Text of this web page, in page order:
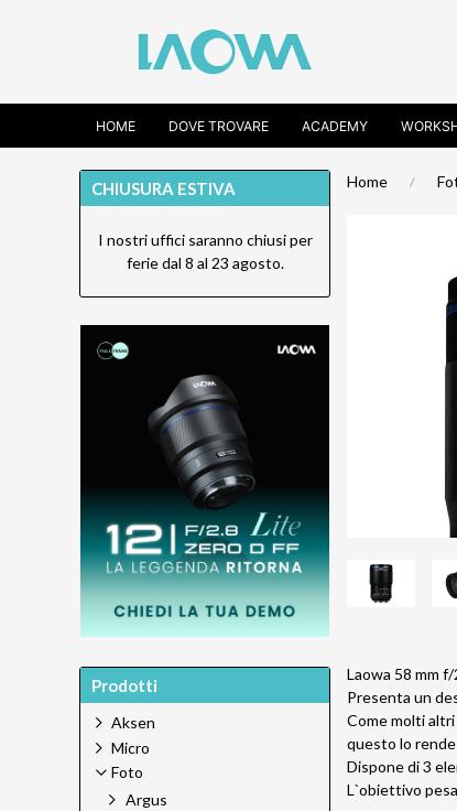
HOME DOVE TROVARE ACADEMY
Home
Laowa 58 mm
Presenta un
Come molti
questo lo
Dispone di 3
L`obiettivo
CHIUSURA ESTIVA
I nostri uffici saranno chiusi per
ferie dal 8 al 23 agosto.
Prodotti
Aksen
Micro
Foto
Argus